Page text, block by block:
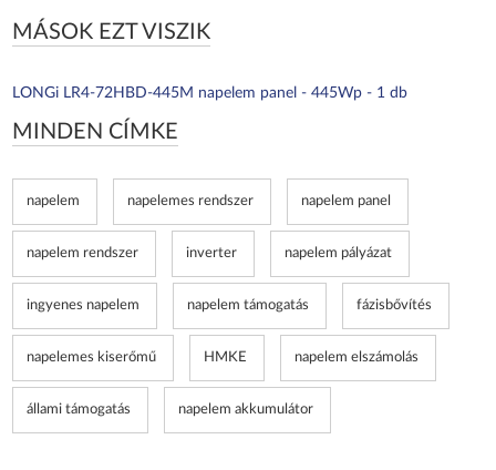
MÁSOK EZT VISZIK
LONGi LR4-72HBD-445M napelem panel - 445Wp - 1 db
MINDEN CÍMKE
napelem napelemes rendszer napelem panel
napelem rendszer inverter napelem pályázat
ingyenes napelem napelem támogatás fázisbővítés
napelemes kiserőmű HMKE napelem elszámolás
állami támogatás napelem akkumulátor